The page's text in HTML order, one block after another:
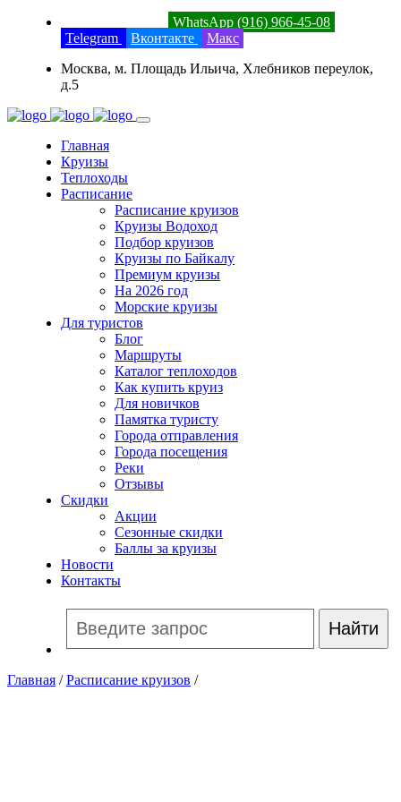
WhatsApp (916) 966-45-08
Telegram
Вконтакте
Макс
Москва, м. Площадь Ильича, Хлебников переулок,
д.5
Главная
Круизы
Теплоходы
Расписание
Расписание круизов
Круизы Водоход
Подбор круизов
Круизы по Байкалу
Премиум круизы
На 2026 год
Морские круизы
Для туристов
Блог
Маршруты
Каталог теплоходов
Как купить круиз
Для новичков
Памятка туристу
Города отправления
Города посещения
Реки
Отзывы
Скидки
Акции
Сезонные скидки
Баллы за круизы
Новости
Контакты
Главная /Расписание круизов /